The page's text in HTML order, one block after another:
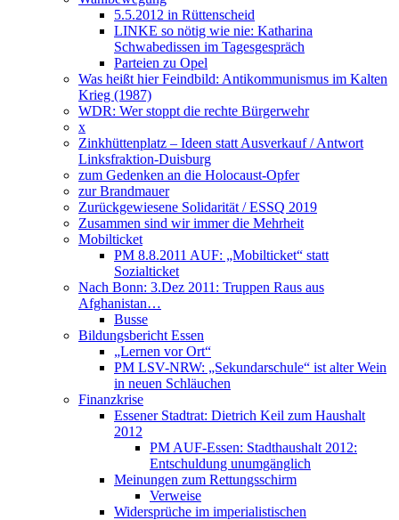
5.5.2012 in Rüttenscheid
LINKE so nötig wie nie: Katharina
Schwabedissen im Tagesgespräch
Parteien zu Opel
Was heißt hier Feindbild: Antikommunismus im Kalten
Krieg (1987)
WDR: Wer stoppt die rechte Bürgerwehr
x
Zinkhüttenplatz – Ideen statt Ausverkauf / Antwort
Linksfraktion-Duisburg
zum Gedenken an die Holocaust-Opfer
zur Brandmauer
Zurückgewiesene Solidarität / ESSQ 2019
Zusammen sind wir immer die Mehrheit
Mobilticket
PM 8.8.2011 AUF: „Mobilticket“ statt
Sozialticket
Nach Bonn: 3.Dez 2011: Truppen Raus aus
Afghanistan…
Busse
Bildungsbericht Essen
„Lernen vor Ort“
PM LSV-NRW: „Sekundarschule“ ist alter Wein
in neuen Schläuchen
Finanzkrise
Essener Stadtrat: Dietrich Keil zum Haushalt
2012
PM AUF-Essen: Stadthaushalt 2012:
Entschuldung unumgänglich
Meinungen zum Rettungsschirm
Verweise
Widersprüche im imperialistischen